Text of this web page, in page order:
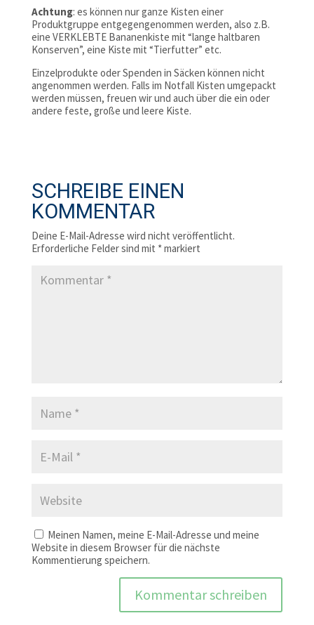
Achtung: es können nur ganze Kisten einer
Produktgruppe entgegengenommen werden, also z.B.
eine VERKLEBTE Bananenkiste mit “lange haltbaren
Konserven”, eine Kiste mit “Tierfutter” etc.
Einzelprodukte oder Spenden in Säcken können nicht
angenommen werden. Falls im Notfall Kisten umgepackt
werden müssen, freuen wir und auch über die ein oder
andere feste, große und leere Kiste.
SCHREIBE EINEN
KOMMENTAR
Deine E-Mail-Adresse wird nicht veröffentlicht.
Erforderliche Felder sind mit *markiert
Meinen Namen, meine E-Mail-Adresse und meine
Website in diesem Browser für die nächste
Kommentierung speichern.